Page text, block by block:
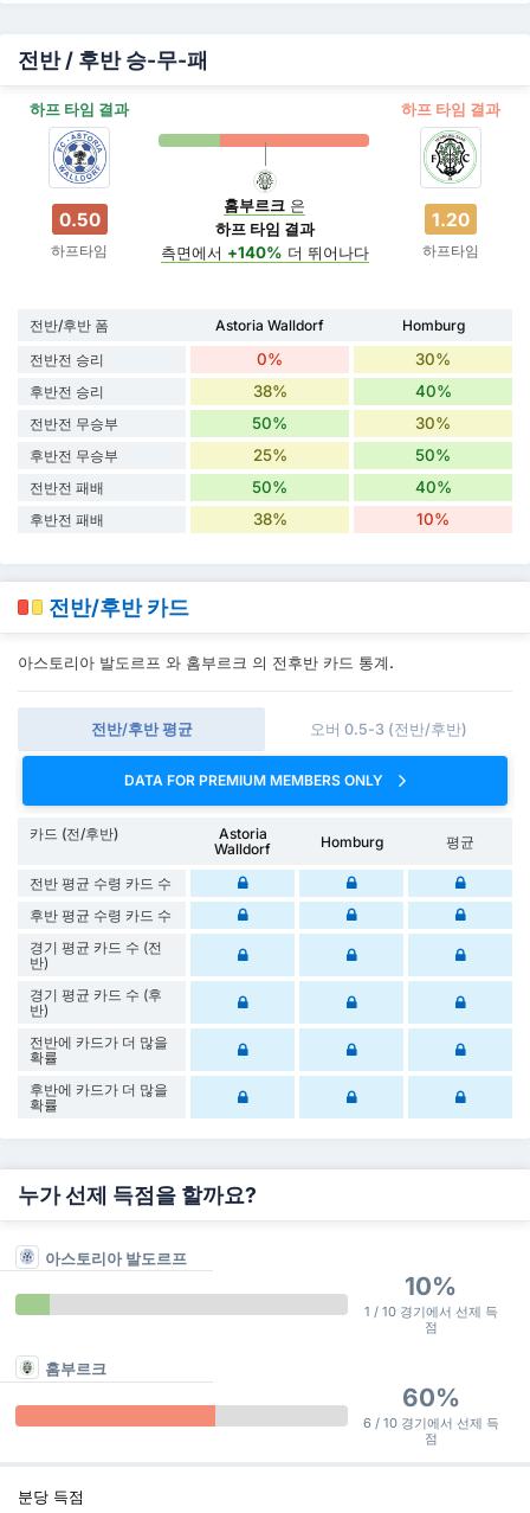
전반 / 후반 승-무-패
하프 타임 결과 하프 타임 결과
0.50
하프타임
홈부르크 은
하프 타임 결과
측면에서 +140% 더 뛰어나다
1.20
하프타임
전반/후반 폼 Astoria Walldorf
Homburg
전반전 승리
0% 30%
후반전 승리 38% 40%
전반전 무승부 50% 30%
후반전 무승부 25% 50%
전반전 패배 50% 40%
후반전 패배 38% 10%
전반/후반 카드
아스토리아 발도르프 와 홈부르크 의 전후반 카드 통계.
전반/후반 평균 오버 0.5-3 (전반/후반)
DATA FOR PREMIUM MEMBERS ONLY
카드 (전/후반)
Astoria
Walldorf
Homburg 평균
전반 평균 수령 카드 수
후반 평균 수령 카드 수
경기 평균 카드 수 (전
반)
경기 평균 카드 수 (후
반)
전반에 카드가 더 많을
확률
후반에 카드가 더 많을
확률
누가 선제 득점을 할까요?
아스토리아 발도르프
10%
1 / 10 경기에서 선제 득
점
홈부르크
60%
6 / 10 경기에서 선제 득
점
분당 득점